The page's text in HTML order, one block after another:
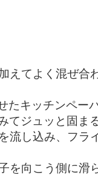
えてよく混ぜ合
たキッチンペー
てジュッと固ま
流し込み、フラ
を向こう側に滑